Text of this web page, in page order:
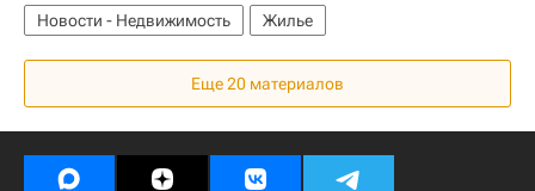
Новости - Недвижимость Жилье
Еще 20 материалов